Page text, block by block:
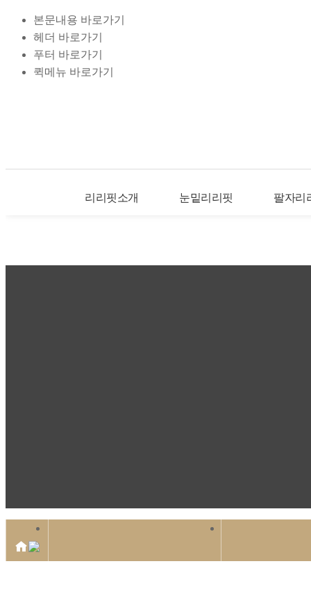
본문내용 바로가기
헤더 바로가기
푸터 바로가기
퀵메뉴 바로가기
리리핏소개 눈밑리리핏 팔자리